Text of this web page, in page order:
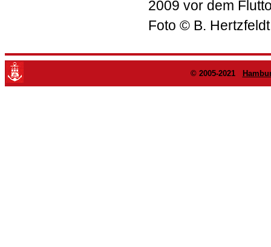
2009 vor dem
Foto © B. Hertzfeldt
© 2005-2021